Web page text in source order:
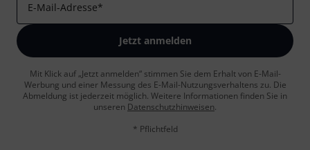
E-Mail-Adresse*
Jetzt anmelden
Mit Klick auf „Jetzt anmelden“ stimmen Sie dem Erhalt von E-Mail-
Werbung und einer Messung des E-Mail-Nutzungsverhaltens zu. Die
Abmeldung ist jederzeit möglich. Weitere Informationen finden Sie in
unseren Datenschutzhinweisen.
* Pflichtfeld